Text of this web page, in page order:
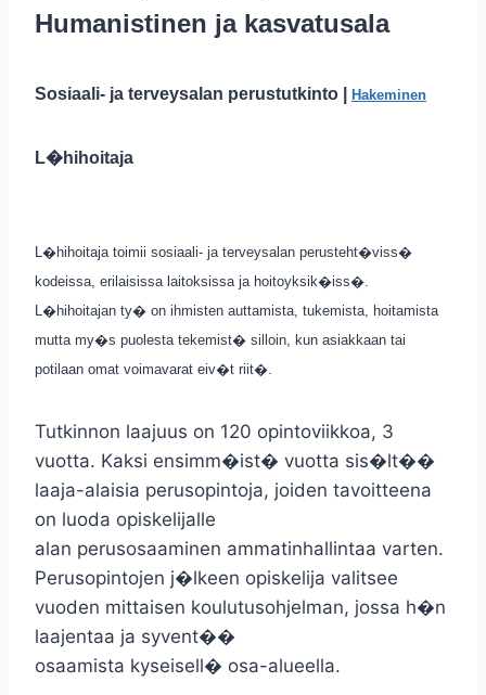
Humanistinen ja kasvatusala
Sosiaali- ja terveysalan perustutkinto | Hakeminen
L�hihoitaja
L�hihoitaja toimii sosiaali- ja terveysalan perusteht�viss�
kodeissa, erilaisissa laitoksissa ja hoitoyksik�iss�.
L�hihoitajan ty� on ihmisten auttamista, tukemista, hoitamista
mutta my�s puolesta tekemist� silloin, kun asiakkaan tai
potilaan omat voimavarat eiv�t riit�.
Tutkinnon laajuus on 120 opintoviikkoa, 3
vuotta. Kaksi ensimm�ist� vuotta sis�lt��
laaja-alaisia perusopintoja, joiden tavoitteena
on luoda opiskelijalle
alan perusosaaminen ammatinhallintaa varten.
Perusopintojen j�lkeen opiskelija valitsee
vuoden mittaisen koulutusohjelman, jossa h�n
laajentaa ja syvent��
osaamista kyseisell� osa-alueella.